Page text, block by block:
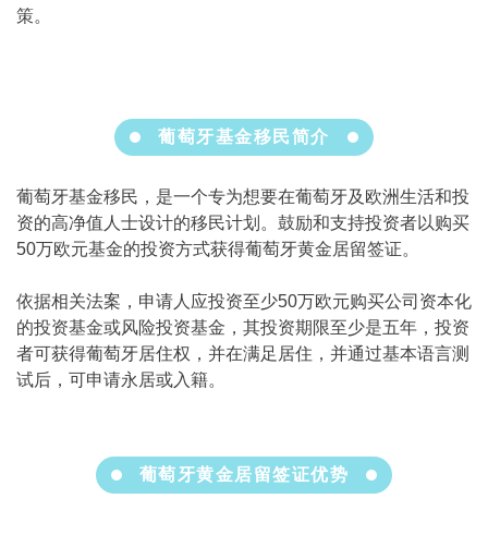
策。
葡萄牙基金移民简介
葡萄牙基金移民，是一个专为想要在葡萄牙及欧洲生活和投
资的高净值人士设计的移民计划。鼓励和支持投资者以购买
50万欧元基金的投资方式获得葡萄牙黄金居留签证。
依据相关法案，申请人应投资至少50万欧元购买公司资本化
的投资基金或风险投资基金，其投资期限至少是五年，投资
者可获得葡萄牙居住权，并在满足居住，并通过基本语言测
试后，可申请永居或入籍。
葡萄牙黄金居留签证优势